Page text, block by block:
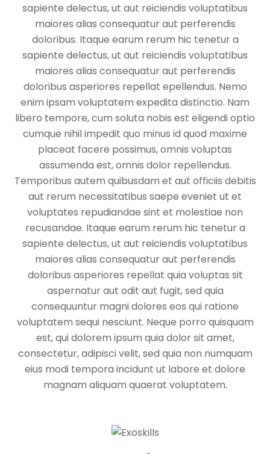
sapiente delectus, ut aut reiciendis voluptatibus
maiores alias consequatur aut perferendis
doloribus. Itaque earum rerum hic tenetur a
sapiente delectus, ut aut reiciendis voluptatibus
maiores alias consequatur aut perferendis
doloribus asperiores repellat epellendus. Nemo
enim ipsam voluptatem expedita distinctio. Nam
libero tempore, cum soluta nobis est eligendi optio
cumque nihil impedit quo minus id quod maxime
placeat facere possimus, omnis voluptas
assumenda est, omnis dolor repellendus.
Temporibus autem quibusdam et aut officiis debitis
aut rerum necessitatibus saepe eveniet ut et
voluptates repudiandae sint et molestiae non
recusandae. Itaque earum rerum hic tenetur a
sapiente delectus, ut aut reiciendis voluptatibus
maiores alias consequatur aut perferendis
doloribus asperiores repellat quia voluptas sit
aspernatur aut odit aut fugit, sed quia
consequuntur magni dolores eos qui ratione
voluptatem sequi nesciunt. Neque porro quisquam
est, qui dolorem ipsum quia dolor sit amet,
consectetur, adipisci velit, sed quia non numquam
eius modi tempora incidunt ut labore et dolore
magnam aliquam quaerat voluptatem.